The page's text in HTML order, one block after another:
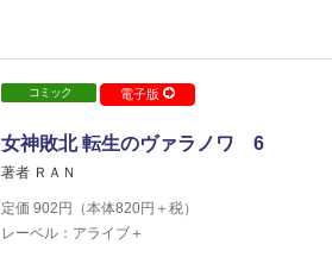
コミック 電子版
女神敗北 転生のヴァラノワ 6
著者 ＲＡＮ
定価 902 円（本体820円＋税）
レーベル：アライブ＋